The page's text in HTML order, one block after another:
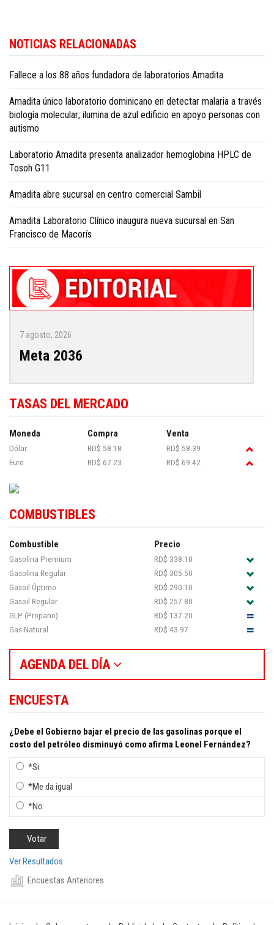
NOTICIAS RELACIONADAS
Fallece a los 88 años fundadora de laboratorios Amadita
Amadita único laboratorio dominicano en detectar malaria a través
biología molecular; ilumina de azul edificio en apoyo personas con
autismo
Laboratorio Amadita presenta analizador hemoglobina HPLC de
Tosoh G11
Amadita abre sucursal en centro comercial Sambil
Amadita Laboratorio Clínico inaugura nueva sucursal en San
Francisco de Macorís
7 agosto, 2026
Meta 2036
TASAS DEL MERCADO
Moneda Compra Venta
Dólar RD$ 58.18
RD$ 58.39
Euro
RD$ 67.23 RD$ 69.42
COMBUSTIBLES
Combustible Precio
Gasolina Premium
RD$ 338.10
Gasolina Regular
RD$ 305.50
Gasoil Óptimo
RD$ 290.10
Gasoil Regular
RD$ 257.80
GLP (Propano)
RD$ 137.20
Gas Natural
RD$ 43.97
AGENDA DEL DÍA
ENCUESTA
¿Debe el Gobierno bajar el precio de las gasolinas porque el
costo del petróleo disminuyó como afirma Leonel Fernández?
*Si
*Me da igual
*No
Ver Resultados
Encuestas Anteriores